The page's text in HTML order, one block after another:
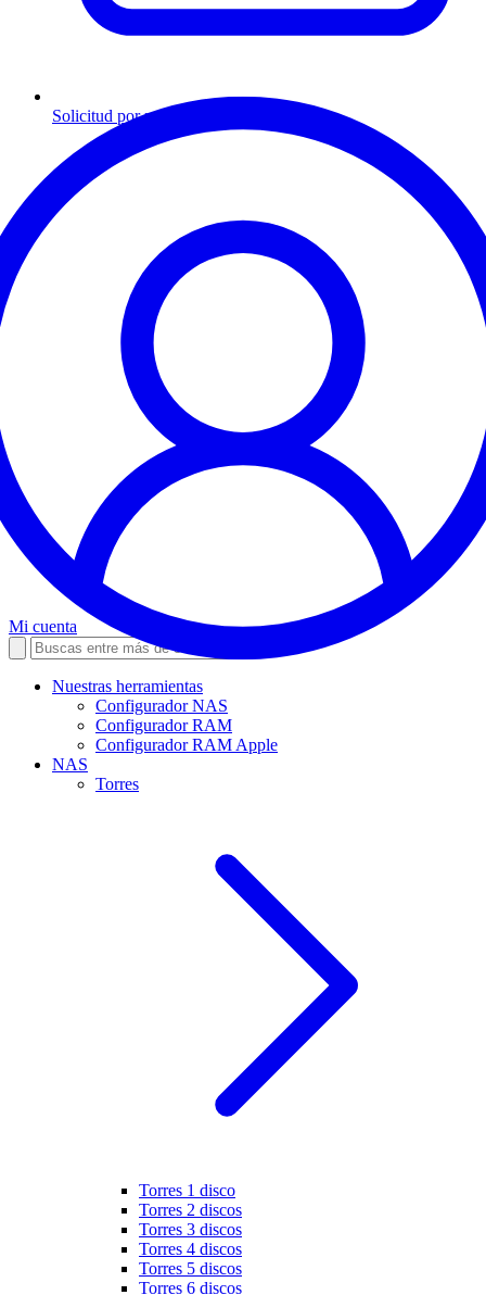
Solicitud por mensaje
Mi cuenta
Nuestras herramientas
Configurador NAS
Configurador RAM
Configurador RAM Apple
NAS
Torres
Torres 1 disco
Torres 2 discos
Torres 3 discos
Torres 4 discos
Torres 5 discos
Torres 6 discos